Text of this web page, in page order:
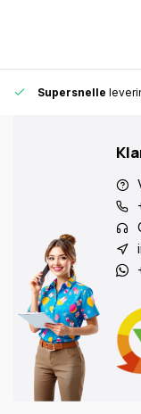
Supersnelle